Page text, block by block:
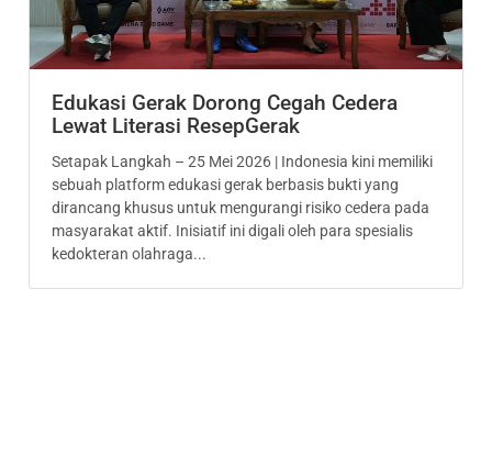
Edukasi Gerak Dorong Cegah Cedera
Lewat Literasi ResepGerak
Setapak Langkah – 25 Mei 2026 | Indonesia kini memiliki
sebuah platform edukasi gerak berbasis bukti yang
dirancang khusus untuk mengurangi risiko cedera pada
masyarakat aktif. Inisiatif ini digali oleh para spesialis
kedokteran olahraga...